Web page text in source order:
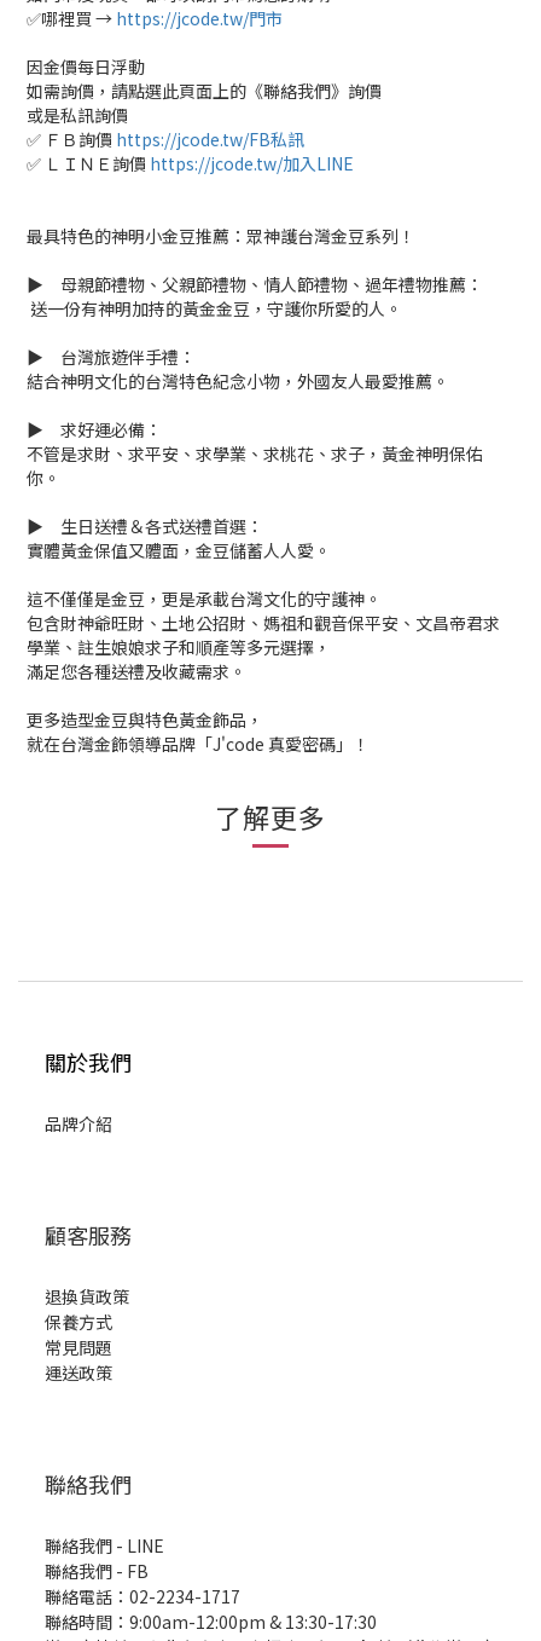
✅哪裡買 → https://jcode.tw/門市
因金價每日浮動
如需詢價，請點選此頁面上的《聯絡我們》詢價
或是私訊詢價
✅ ＦＢ詢價 https://jcode.tw/FB私訊
✅ ＬＩＮＥ詢價 https://jcode.tw/加入LINE
最具特色的神明小金豆推薦：眾神護台灣金豆系列！
▶ 母親節禮物、父親節禮物、情人節禮物、過年禮物推薦：
送一份有神明加持的黃金金豆，守護你所愛的人。
▶ 台灣旅遊伴手禮：
結合神明文化的台灣特色紀念小物，外國友人最愛推薦。
▶ 求好運必備：
不管是求財、求平安、求學業、求桃花、求子，黃金神明保佑
你。
▶ 生日送禮＆各式送禮首選：
實體黃金保值又體面，金豆儲蓄人人愛。
這不僅僅是金豆，更是承載台灣文化的守護神。
包含財神爺旺財、土地公招財、媽祖和觀音保平安、文昌帝君求
學業、註生娘娘求子和順產等多元選擇，
滿足您各種送禮及收藏需求。
更多造型金豆與特色黃金飾品，
就在台灣金飾領導品牌「J'code 真愛密碼」！
了解更多
關於我們
品牌介紹
顧客服務
退換貨政策
保養方式
常見問題
運送政策
聯絡我們
聯絡我們 - LINE
聯絡我們 - FB
聯絡電話：02-2234-1717
聯絡時間：9:00am-12:00pm & 13:30-17:30